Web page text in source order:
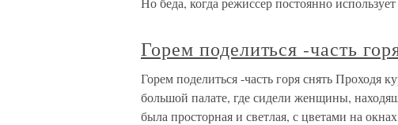
Горем поделиться -часть
Горем поделиться -часть горя снять Проходя
большой палате, где сидели женщины,
была просторная и светлая, с цветами на